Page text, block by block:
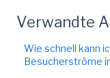
Verwandte
Wie schnell kann
Besucherströme